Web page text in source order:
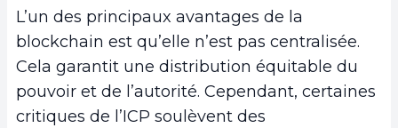
L’un des principaux avantages de la
blockchain est qu’elle n’est pas centralisée.
Cela garantit une distribution équitable du
pouvoir et de l’autorité. Cependant, certaines
critiques de l’ICP soulèvent des